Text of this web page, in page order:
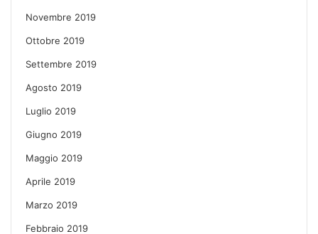
Novembre 2019
Ottobre 2019
Settembre 2019
Agosto 2019
Luglio 2019
Giugno 2019
Maggio 2019
Aprile 2019
Marzo 2019
Febbraio 2019